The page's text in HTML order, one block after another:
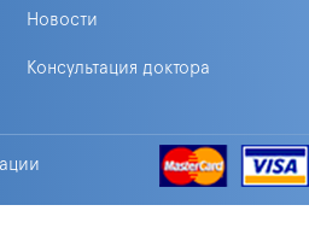
Новости
Консультация доктора